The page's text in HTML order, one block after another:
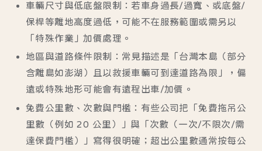
車輛尺寸與低底盤限制
：若車身過長/過寬、或底盤/
保桿等離地高度過低，可能不在服務範圍或需另以
「特殊作業」加價處理。
地區與道路條件限制
：常見描述是「台灣本島（部分
含離島如澎湖）且以救援車輛可到達道路為限」，偏
遠或特殊地形可能會有遠程出車/加價。
免費公里數、次數與門檻 ：有些公司把「免費拖吊公
里數（例如 20 公里）」與「次數（一次/不限次/需
達保費門檻）」寫得很明確；超出公里數通常按每公